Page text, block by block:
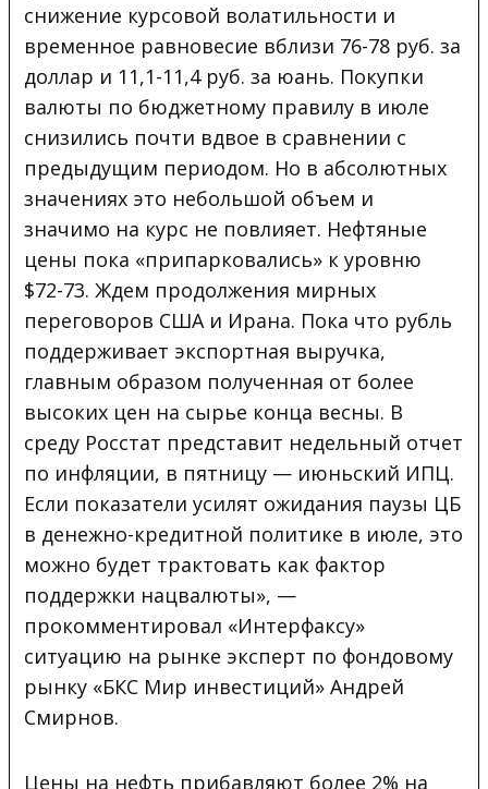
снижение курсовой волатильности и
временное равновесие вблизи 76-78 руб. за
доллар и 11,1-11,4 руб. за юань. Покупки
валюты по бюджетному правилу в июле
снизились почти вдвое в сравнении с
предыдущим периодом. Но в абсолютных
значениях это небольшой объем и
значимо на курс не повлияет. Нефтяные
цены пока «припарковались» к уровню
$72-73. Ждем продолжения мирных
переговоров США и Ирана. Пока что рубль
поддерживает экспортная выручка,
главным образом полученная от более
высоких цен на сырье конца весны. В
среду Росстат представит недельный отчет
по инфляции, в пятницу — июньский ИПЦ.
Если показатели усилят ожидания паузы ЦБ
в денежно-кредитной политике в июле, это
можно будет трактовать как фактор
поддержки нацвалюты», —
прокомментировал «Интерфаксу»
ситуацию на рынке эксперт по фондовому
рынку «БКС Мир инвестиций» Андрей
Смирнов.
Цены на нефть прибавляют более 2% на